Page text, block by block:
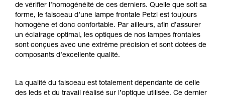
de vérifier l’homogénéité de ces derniers. Quelle que soit sa
forme, le faisceau d’une lampe frontale Petzl est toujours
homogène et donc confortable. Par ailleurs, afin d’assurer
un éclairage optimal, les optiques de nos lampes frontales
sont conçues avec une extrême précision et sont dotées de
composants d’excellente qualité.
La qualité du faisceau est totalement dépendante de celle
des leds et du travail réalisé sur l’optique utilisée. Ce dernier